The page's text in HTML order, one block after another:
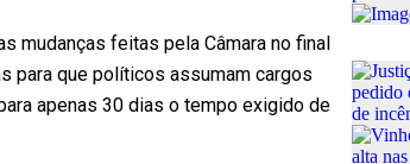
mudanças feitas pela Câmara no final
para que políticos assumam cargos
apenas 30 dias o tempo exigido de